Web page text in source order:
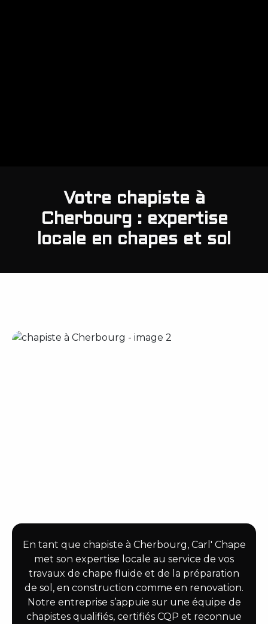
Votre chapiste à
Cherbourg : expertise
locale en chapes et sol
En tant que chapiste à Cherbourg, Carl' Chape
met son expertise locale au service de vos
travaux de chape fluide et de la préparation
de sol, en construction comme en renovation.
Notre entreprise s’appuie sur une équipe de
chapistes qualifiés, certifiés CQP et reconnue